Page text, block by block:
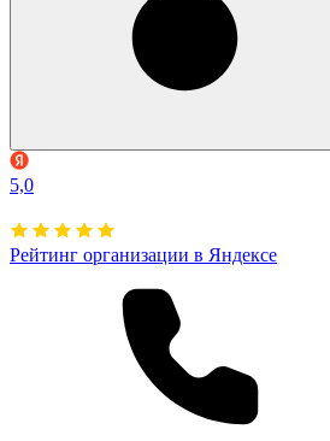
5,0
Рейтинг организации в Яндексе